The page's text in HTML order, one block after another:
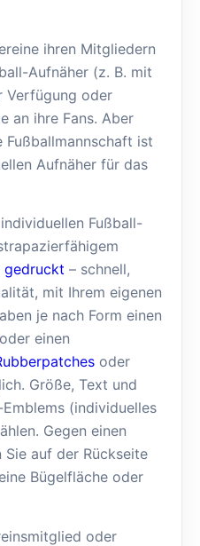
ihren Mitgliedern
Aufnäher (z. B. mit
Verfügung oder
an ihre Fans. Aber
Fußballmannschaft ist
Aufnäher für das
Fußball-
gedruckt – schnell,
mit Ihrem eigenen
je nach Form einen
oder einen
oder
Größe, Text und
(individuelles
Gegen einen
auf der Rückseite
Bügelfläche oder
oder